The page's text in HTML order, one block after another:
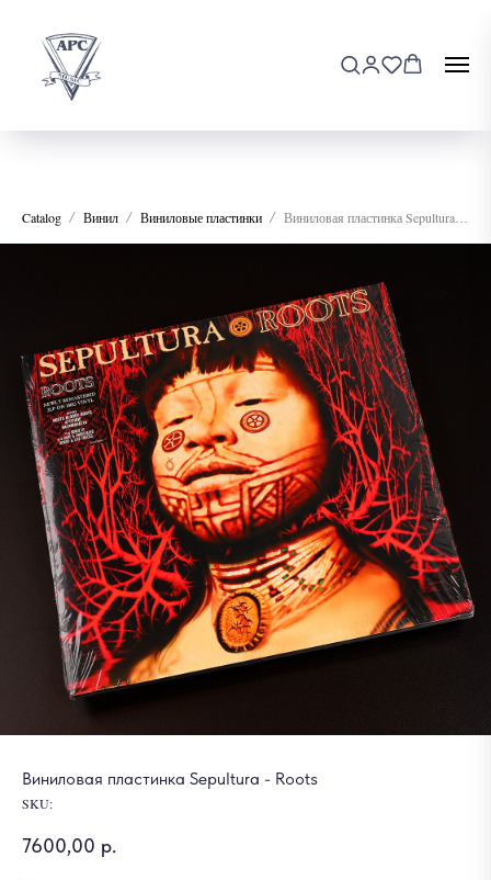
Catalog Винил Виниловые пластинки
Виниловая пластинка Sepultura - Roots
SKU:
7600,00 р.